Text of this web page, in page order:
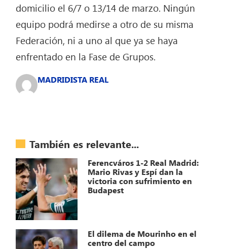
domicilio el 6/7 o 13/14 de marzo. Ningún
equipo podrá medirse a otro de su misma
Federación, ni a uno al que ya se haya
enfrentado en la Fase de Grupos.
MADRIDISTA REAL
También es relevante...
Ferencváros 1-2 Real Madrid:
Mario Rivas y Espí dan la
victoria con sufrimiento en
Budapest
El dilema de Mourinho en el
centro del campo